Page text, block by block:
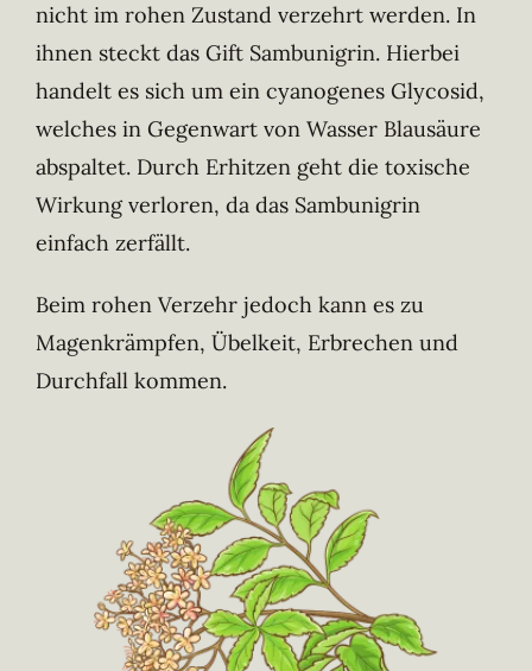
nicht im rohen Zustand verzehrt werden. In
ihnen steckt das Gift Sambunigrin. Hierbei
handelt es sich um ein cyanogenes Glycosid,
welches in Gegenwart von Wasser Blausäure
abspaltet. Durch Erhitzen geht die toxische
Wirkung verloren, da das Sambunigrin
einfach zerfällt.
Beim rohen Verzehr jedoch kann es zu
Magenkrämpfen, Übelkeit, Erbrechen und
Durchfall kommen.